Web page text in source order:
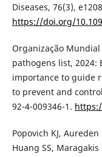
Diseases, 76(3),
https://doi.org/
Organização
pathogens list,
importance to guide
to prevent and
92-4-009346-1.
Popovich KJ, Aureden
Huang SS, Maragakis